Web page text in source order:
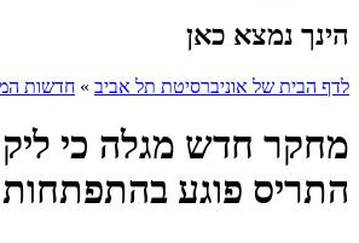
הינך נמצא כאן
לדף הבית של אוניברסיטת תל אביב » חדשות
מחקר חדש מגלה כי
התריס פוגע